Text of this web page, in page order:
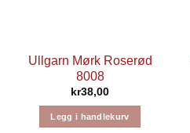
Ullgarn Mørk Roserød
8008
kr38,00
Legg i handlekurv